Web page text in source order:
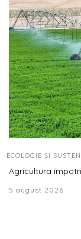
ECOLOGIE ȘI
Agricultura
5 august 2026